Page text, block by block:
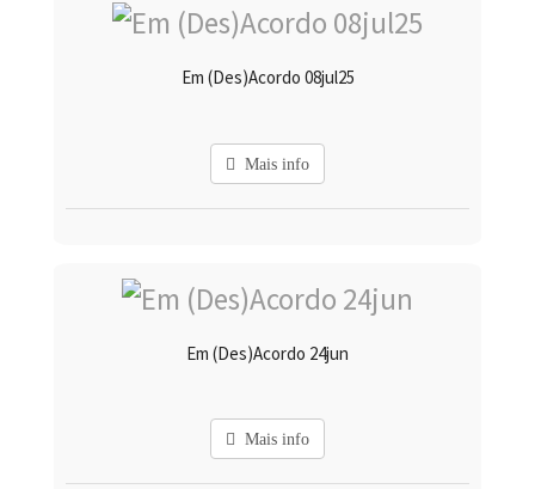
Em (Des)Acordo 08jul25
Mais info
Em (Des)Acordo 24jun
Mais info